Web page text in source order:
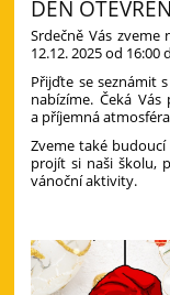
DEN
Srdečně Vás
12.12. 2025od 16:00
Přijďte se seznámit
nabízíme. Čeká
a příjemná
Zveme také
projít si naši školu,
vánoční aktivity.